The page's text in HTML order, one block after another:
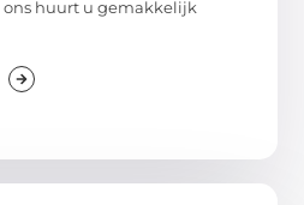
huurt u gemakkelijk